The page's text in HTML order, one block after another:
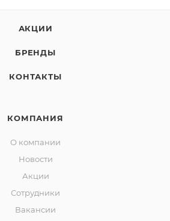
АКЦИИ
БРЕНДЫ
КОНТАКТЫ
КОМПАНИЯ
О компании
Новости
Акции
Сотрудники
Вакансии